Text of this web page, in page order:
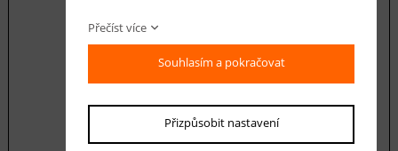
E-mail *
Přečíst více
Souhlasím a pokračovat
Přizpůsobit nastavení